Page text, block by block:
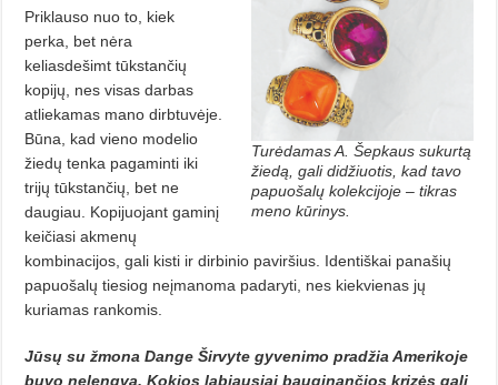
Turėdamas A. Šepkaus sukurtą
žiedą, gali didžiuotis, kad tavo
papuošalų kolekcijoje – tikras
meno kūrinys.
Priklauso nuo to, kiek
perka, bet nėra
keliasdešimt tūkstančių
kopijų, nes visas darbas
atliekamas mano dirbtuvėje.
Būna, kad vieno modelio
žiedų tenka pagaminti iki
trijų tūkstančių, bet ne
daugiau. Kopijuojant gaminį
keičiasi akmenų
kombinacijos, gali kisti ir dirbinio paviršius. Identiškai panašių
papuošalų tiesiog neįmanoma padaryti, nes kiekvienas jų
kuriamas rankomis.
Jūsų su žmona Dange Širvyte gyvenimo pradžia Amerikoje
buvo nelengva. Kokios labiausiai bauginančios krizės gali